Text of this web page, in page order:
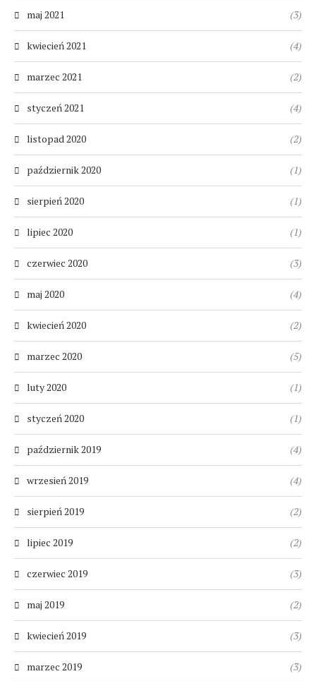
maj 2021 (3)
kwiecień 2021 (4)
marzec 2021 (2)
styczeń 2021 (4)
listopad 2020 (2)
październik 2020 (1)
sierpień 2020 (1)
lipiec 2020 (1)
czerwiec 2020 (3)
maj 2020 (4)
kwiecień 2020 (2)
marzec 2020 (5)
luty 2020 (1)
styczeń 2020 (1)
październik 2019 (4)
wrzesień 2019 (4)
sierpień 2019 (2)
lipiec 2019 (2)
czerwiec 2019 (3)
maj 2019 (2)
kwiecień 2019 (3)
marzec 2019 (3)